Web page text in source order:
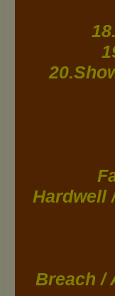
Hardwell
Breach /